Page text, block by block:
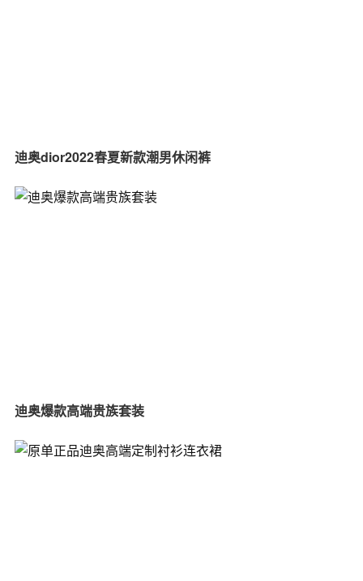
迪奥dior2022春夏新款潮男休闲裤
迪奥爆款高端贵族套装